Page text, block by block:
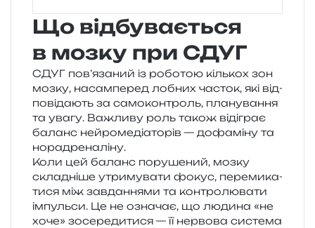
Що відбувається
в мозку при СДУГ
СДУГ пов’язаний із робо­тою кіль­кох зон
мозку, насам­пе­ред лобних часток, які від­
по­від­а­ють за само­кон­троль, пла­ну­ва­н­ня
та увагу. Важливу роль також віді­грає
баланс ней­ро­ме­ді­а­то­рів — дофа­мі­ну та
норадреналіну.
Коли цей баланс пору­ше­ний, мозку
скла­дні­ше утри­му­ва­ти фокус, пере­ми­ка­
ти­ся між зав­да­н­ня­ми та кон­тро­лю­ва­ти
імпуль­си. Це не озна­чає, що люди­на «не
хоче» зосе­ре­ди­ти­ся — її нер­во­ва систе­ма